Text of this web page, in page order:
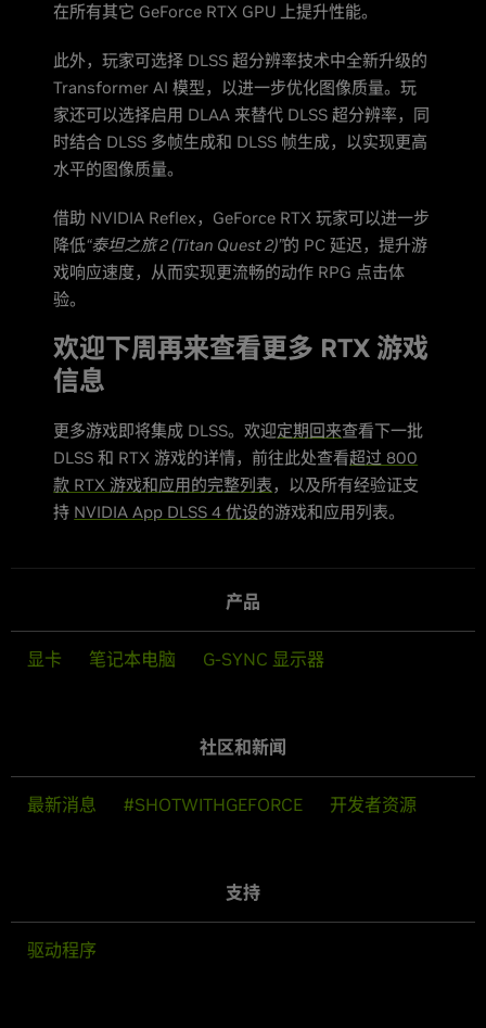
在所有其它 GeForce RTX GPU 上提升性能。
此外，玩家可选择 DLSS 超分辨率技术中全新升级的
Transformer AI 模型，以进一步优化图像质量。玩
家还可以选择启用 DLAA 来替代 DLSS 超分辨率，同
时结合 DLSS 多帧生成和 DLSS 帧生成，以实现更高
水平的图像质量。
借助 NVIDIA Reflex，GeForce RTX 玩家可以进一步
降低“泰坦之旅 2 (Titan Quest 2)”的 PC 延迟，提升游
戏响应速度，从而实现更流畅的动作 RPG 点击体
验。
欢迎下周再来查看更多 RTX 游戏
信息
更多游戏即将集成 DLSS。欢迎定期回来查看下一批
DLSS 和 RTX 游戏的详情，前往此处查看超过 800
款 RTX 游戏和应用的完整列表，以及所有经验证支
持 NVIDIA App DLSS 4 优设的游戏和应用列表。
产品
显卡 笔记本电脑 G-SYNC 显示器
社区和新闻
最新消息 #SHOTWITHGEFORCE 开发者资源
支持
驱动程序